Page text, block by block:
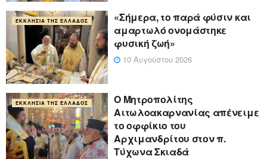
ΕΚΚΛΗΣΊΑ ΤΗΣ ΕΛΛΆΔΟΣ
«Σήμερα, το παρά φύσιν και
αμαρτωλό ονομάστηκε
φυσική ζωή»
10 Αυγούστου 2026
ΕΚΚΛΗΣΊΑ ΤΗΣ ΕΛΛΆΔΟΣ
Ο Μητροπολίτης
Αιτωλοακαρνανίας απένειμε
το οφφίκιο του
Αρχιμανδρίτου στον π.
Τύχωνα Σκιαδά